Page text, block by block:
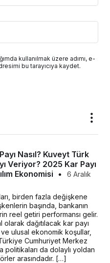
kullanılmak üzere adımı, e-
bu tarayıcıya kaydet.
Nasıl? Kuveyt Türk
Veriyor? 2025 Kar Payı
Ekonomisi
•
6 Aralık
birden fazla değişkene
başında, bankanın
reel getiri performansı gelir.
olarak dağıtılacak kar payı
ve ulusal ekonomik koşullar,
Cumhuriyet Merkez
politikaları da dolaylı yoldan
arasındadır. […]